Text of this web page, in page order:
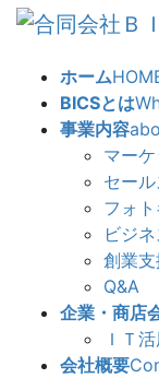
ホーム
BICSとは
事業内容
マー
セー
フォ
ビジ
創業支
Q&A
企業・商店
ＩＴ
会社概要